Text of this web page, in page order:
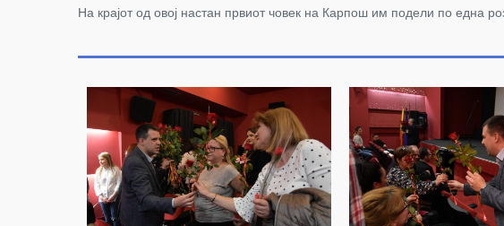
На крајот од овој настан првиот човек на Карпош им подели по една